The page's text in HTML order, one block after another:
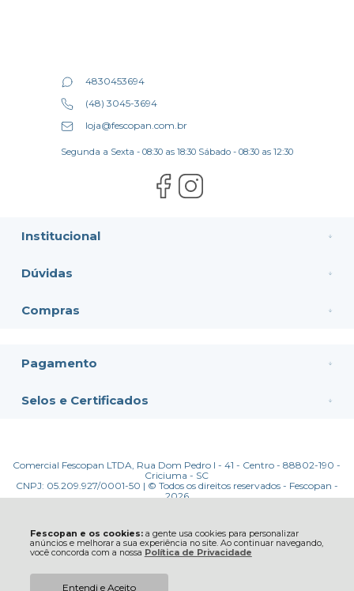
Fescopan e os cookies:a gente usa cookies para personalizar
anúncios e melhorar a sua experiência no site. Ao continuar navegando,
você concorda com a nossa Política de Privacidade
Entendi e Aceito
Institucional
Dúvidas
Compras
4830453694
(48) 3045-3694
loja@fescopan.com.br
Segunda a Sexta - 08:30 as 18:30 Sábado - 08:30 as 12:30
Pagamento
Selos e Certificados
Comercial Fescopan LTDA, Rua Dom Pedro I - 41 - Centro - 88802-190 -
Criciuma - SC
CNPJ: 05.209.927/0001-50 | © Todos os direitos reservados - Fescopan -
2026